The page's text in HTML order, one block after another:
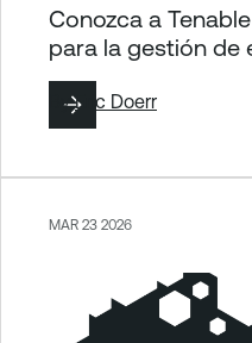
Conozca a
para la gestión de
ByEric Doerr
MAR 23 2026